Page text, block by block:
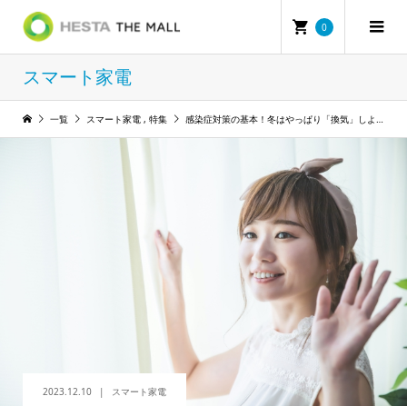
0
スマート家電
一覧 スマート家電 , 特集 感染症対策の基本！冬はやっぱり「換気」しよう！
2023.12.10 スマート家電